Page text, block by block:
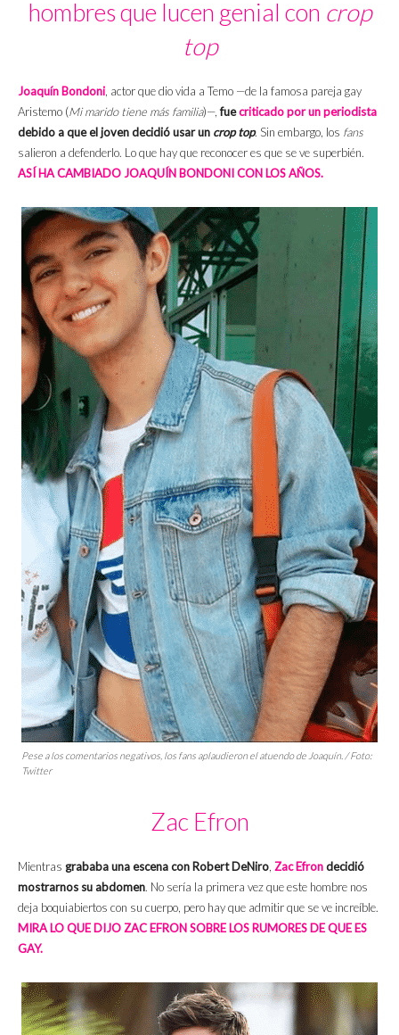
hombres que lucen genial con crop
top
Joaquín Bondoni, actor que dio vida a Temo —de la famosa pareja gay
Aristemo (Mi marido tiene más familia)—,fuecriticado por un periodista
debido a que el joven decidió usar un crop top. Sin embargo, los fans
salieron a defenderlo. Lo que hay que reconocer es que se ve superbién.
ASÍ HA CAMBIADO JOAQUÍN BONDONI CON LOS AÑOS.
Pese a los comentarios negativos, los fans aplaudieron el atuendo de Joaquín. / Foto:
Twitter
Zac Efron
Mientras grababa una escena con Robert DeNiro, Zac Efrondecidió
mostrarnos su abdomen. No sería la primera vez que este hombre nos
deja boquiabiertos con su cuerpo, pero hay que admitir que se ve increíble.
MIRA LO QUE DIJO ZAC EFRON SOBRE LOS RUMORES DE QUE ES
GAY.